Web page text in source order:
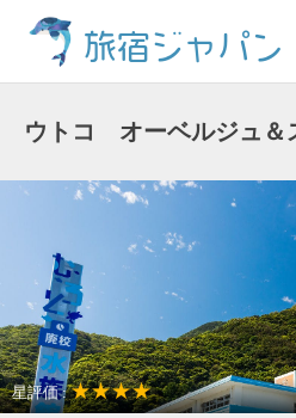
ス
旅宿ジャパン
ウトコ オーベルジュ＆
星評価 :★★★★